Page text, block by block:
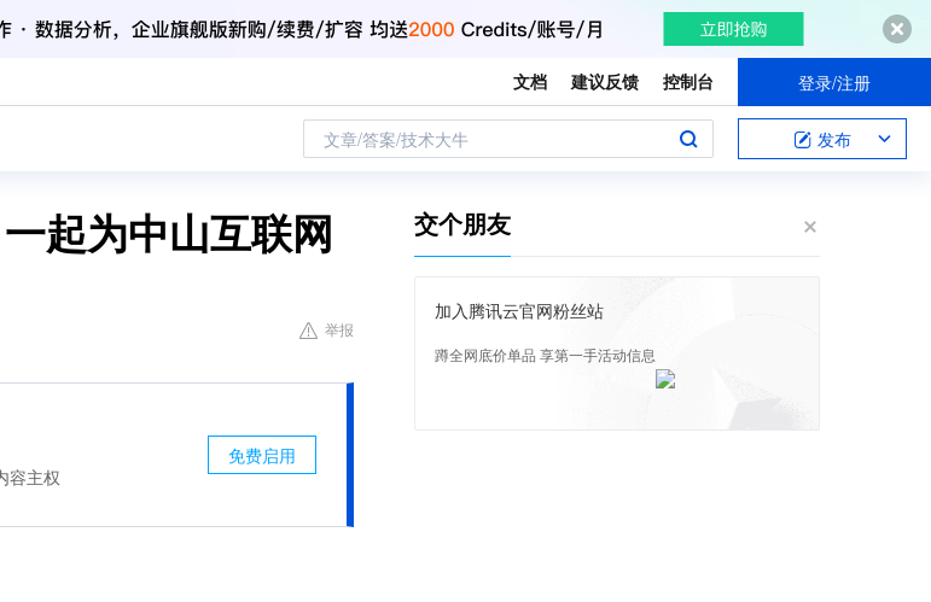
文档 建议反馈 控制台 登录/注册
文章/答案/技术大牛 发布
起为中山互联网
举报
容主权
免费启用
交个朋友
加入腾讯云官网粉丝站
蹲全网底价单品 享第一手活动信息